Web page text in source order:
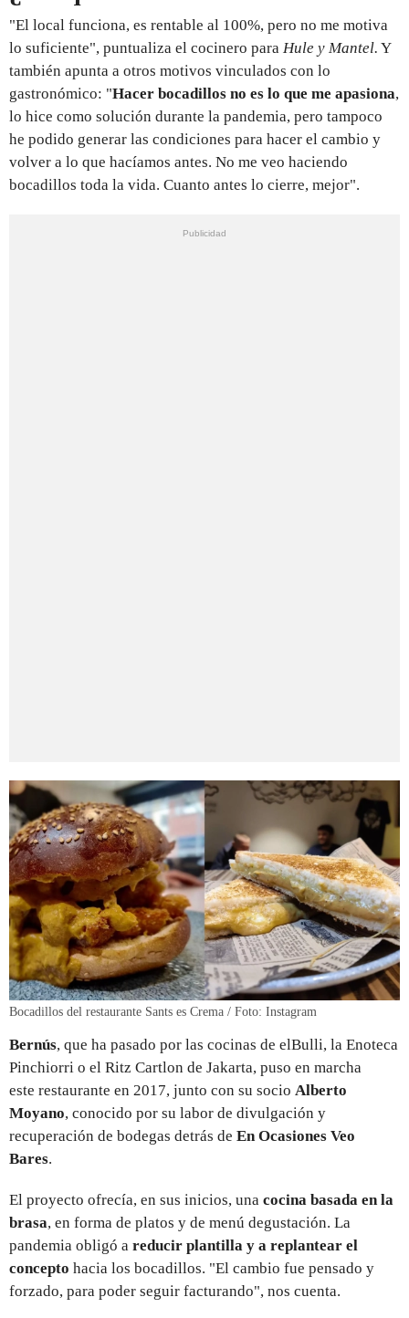
"El local funciona, es rentable al 100%, pero no me motiva
lo suficiente", puntualiza el cocinero para Hule y Mantel. Y
también apunta a otros motivos vinculados con lo
gastronómico: "Hacer bocadillos no es lo que me apasiona,
lo hice como solución durante la pandemia, pero tampoco
he podido generar las condiciones para hacer el cambio y
volver a lo que hacíamos antes. No me veo haciendo
bocadillos toda la vida. Cuanto antes lo cierre, mejor".
Bocadillos del restaurante Sants es Crema / Foto: Instagram
Bernús, que ha pasado por las cocinas de elBulli, la Enoteca
Pinchiorri o el Ritz Cartlon de Jakarta, puso en marcha
este restaurante en 2017, junto con su socio Alberto
Moyano, conocido por su labor de divulgación y
recuperación de bodegas detrás de En Ocasiones Veo
Bares.
El proyecto ofrecía, en sus inicios, una cocina basada en la
brasa, en forma de platos y de menú degustación. La
pandemia obligó a reducir plantilla y a replantear el
concepto hacia los bocadillos. "El cambio fue pensado y
forzado, para poder seguir facturando", nos cuenta.